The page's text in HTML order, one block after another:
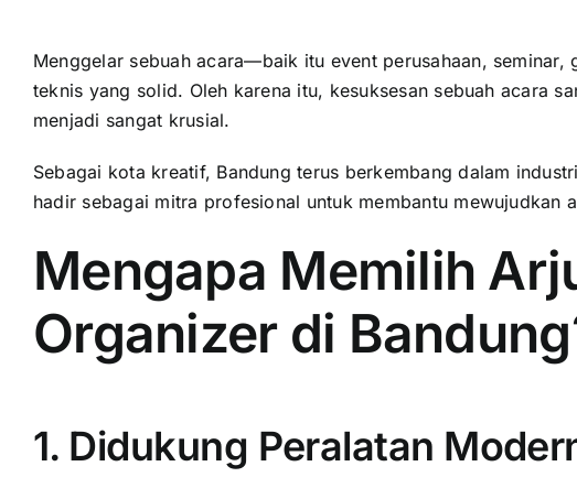
Menggelar sebuah acara—baik itu event perusahaan,
teknis yang solid. Oleh karena itu, kesuksesan sebuah acara
menjadi sangat krusial.
Sebagai kota kreatif, Bandung terus berkembang dalam
hadir sebagai mitra profesional untuk membantu mewujudkan
Mengapa Memilih
Organizer di
1. Didukung Peralatan